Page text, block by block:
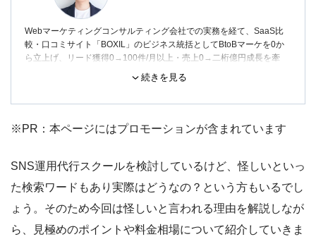
Webマーケティングコンサルティング会社での実務を経て、SaaS比
較・口コミサイト「BOXIL」のビジネス統括としてBtoBマーケを0か
ら立上げ、リード獲得0→100件/月以上・売上0→二桁億円成長を牽
規模に成長させる。
ァクログ（faclog.jp）」を立上げ、創業1年3か月で東証グロース上場
ツールを組み合わせたフルファネルのマーケティング設計が専門。
ITスクール口コミ・比較サイト「リスログ」の運営を通じて200社以
上のITスクールを調査しており、Webマーケティングスクールについ
続きを見る
※PR：本ページにはプロモーションが含まれています
SNS運用代行スクールを検討しているけど、怪しいといっ
た検索ワードもあり実際はどうなの？という方もいるでし
ょう。そのため今回は怪しいと言われる理由を解説しなが
ら、見極めのポイントや料金相場について紹介していきま